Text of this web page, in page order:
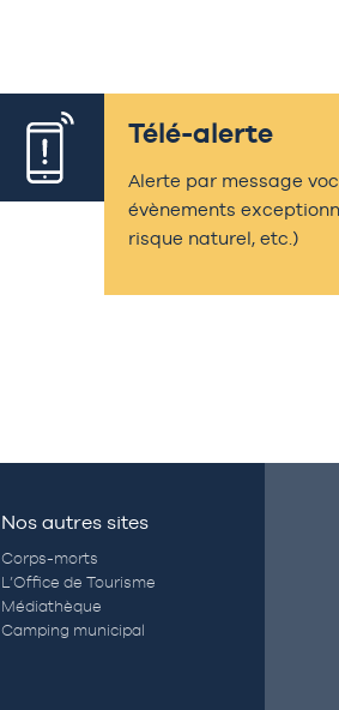
Télé-alerte
Alerte par message
évènements
risque naturel, etc.)
Nos autres sites
Corps-morts
L’Office de Tourisme
Médiathèque
Camping municipal